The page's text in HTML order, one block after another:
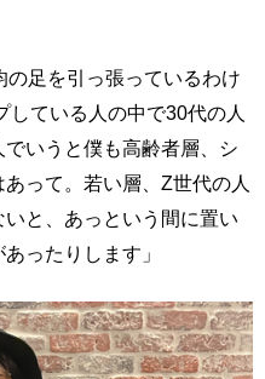
足を引っ張っているわけ
している人の中で30代の人
いうと僕も高齢者層、シ
って。若い層、Z世代の人
と、あっという間に置い
ったりします」